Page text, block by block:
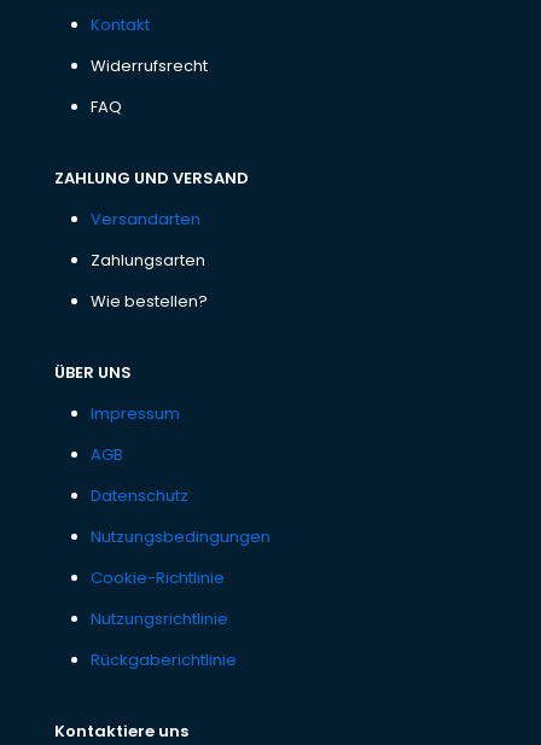
Kontakt
Widerrufsrecht
FAQ
ZAHLUNG UND VERSAND
Versandarten
Zahlungsarten
Wie bestellen?
ÜBER UNS
Impressum
AGB
Datenschutz
Nutzungsbedingungen
Cookie-Richtlinie
Nutzungsrichtlinie
Rückgaberichtlinie
Kontaktiere uns